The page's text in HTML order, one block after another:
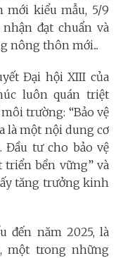
mới kiểu mẫu, 5/9
đạt chuẩn và
nông thôn mới...
Đại hội XIII của
luôn quán triệt
trường: “Bảo vệ
là một nội dung cơ
Đầu tư cho bảo vệ
bền vững” và
tăng trưởng kinh
đến năm 2025, là
một trong những